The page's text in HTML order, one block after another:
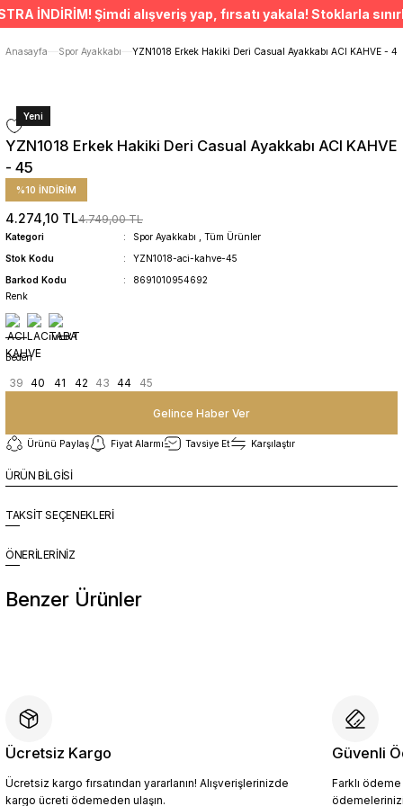
ÜCRETSİZ TESLİMAT İMKANI
SÜRDÜRÜLEBİLİR ÜRÜNLER
Anasayfa
Spor Ayakkabı YZN1018 Erkek Hakiki Deri Casual Ayakkabı ACI KAHVE - 45
Yeni
YZN1018 Erkek Hakiki Deri Casual Ayakkabı ACI KAHVE
- 45
%10 İNDİRİM
4.274,10 TL4.749,00 TL
Kategori Spor Ayakkabı
Tüm Ürünler
Stok Kodu
YZN1018-aci-kahve-45
Barkod Kodu
8691010954692
Renk
Beden
39 40 41 42 43 44 45
Gelince Haber Ver
Ürünü Paylaş Fiyat Alarmı Tavsiye Et Karşılaştır
ÜRÜN BİLGİSİ
TAKSİT SEÇENEKLERİ
ÖNERİLERİNİZ
Benzer Ürünler
4.094,10 TL
4.549,00 TL
Sepete Ekle
Ücretsiz Kargo
Ücretsiz kargo fırsatından yararlanın! Alışverişlerinizde
kargo ücreti ödemeden ulaşın.
Güvenli
Farklı
İNDİRİM! Şimdi alışveriş yap, fırsatı yakala! Stoklarla